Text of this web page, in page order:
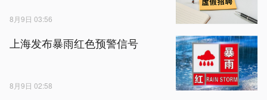
8月9日 03:56
上海发布暴雨红色预警信号
8月9日 02:58